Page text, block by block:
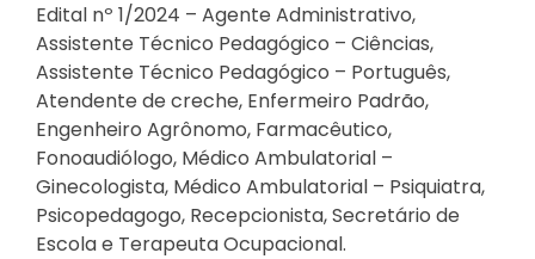
Edital nº 1/2024 – Agente Administrativo,
Assistente Técnico Pedagógico – Ciências,
Assistente Técnico Pedagógico – Português,
Atendente de creche, Enfermeiro Padrão,
Engenheiro Agrônomo, Farmacêutico,
Fonoaudiólogo, Médico Ambulatorial –
Ginecologista, Médico Ambulatorial – Psiquiatra,
Psicopedagogo, Recepcionista, Secretário de
Escola e Terapeuta Ocupacional.